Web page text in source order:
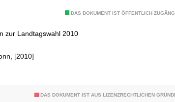
DAS DOKUMENT IST ÖFFENTLICH
zur Landtagswahl 2010
[2010]
DAS DOKUMENT IST AUS LIZENZRECHTLICHEN